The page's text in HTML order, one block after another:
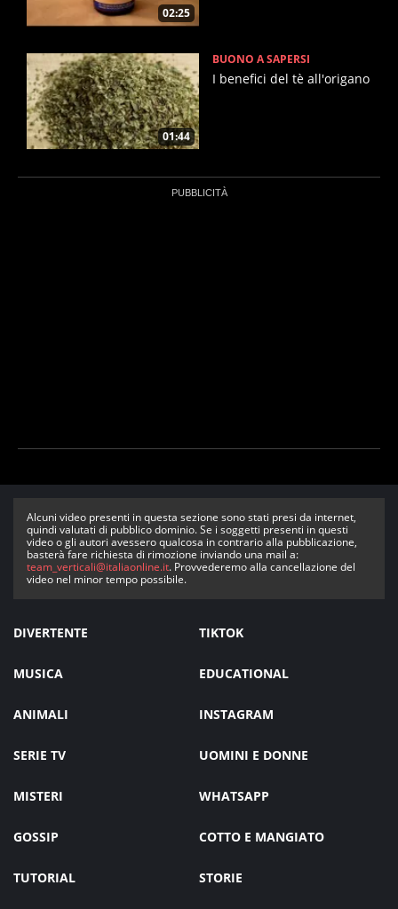
02:25
01:44
BUONO A SAPERSI
I benefici del tè all'origano
Alcuni video presenti in questa sezione sono stati presi da internet,
quindi valutati di pubblico dominio. Se i soggetti presenti in questi
video o gli autori avessero qualcosa in contrario alla pubblicazione,
basterà fare richiesta di rimozione inviando una mail a:
team_verticali@italiaonline.it. Provvederemo alla cancellazione del
video nel minor tempo possibile.
DIVERTENTE TIKTOK
MUSICA EDUCATIONAL
ANIMALI INSTAGRAM
SERIE TV UOMINI E DONNE
MISTERI WHATSAPP
GOSSIP COTTO E MANGIATO
TUTORIAL STORIE